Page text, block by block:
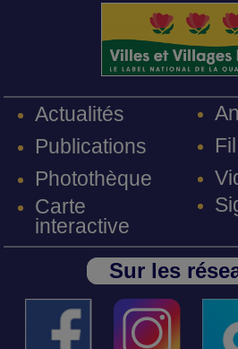
Actualités
Publications
Photothèque
Carte
interactive
Sur les